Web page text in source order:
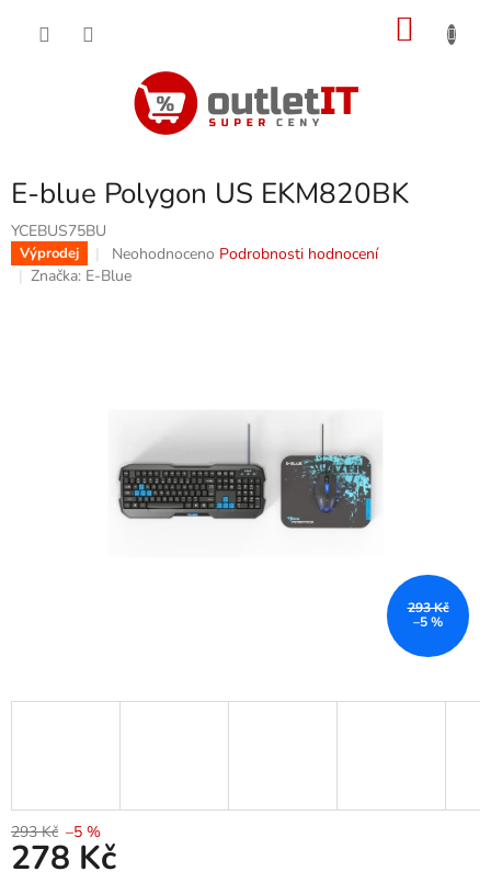
E-blue Polygon US EKM820BK
YCEBUS75BU
Výprodej
Průměrné
hodnocení
Neohodnoceno Podrobnosti hodnocení
Značka: E-Blue
293 Kč
–5 %
293 Kč –5 %
278 Kč